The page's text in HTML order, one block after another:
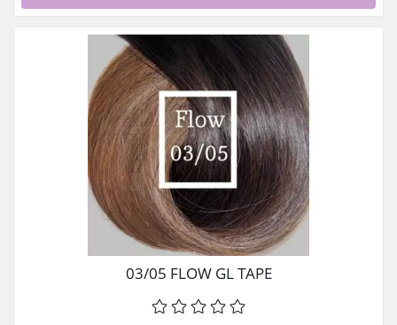
03/05 FLOW GL TAPE